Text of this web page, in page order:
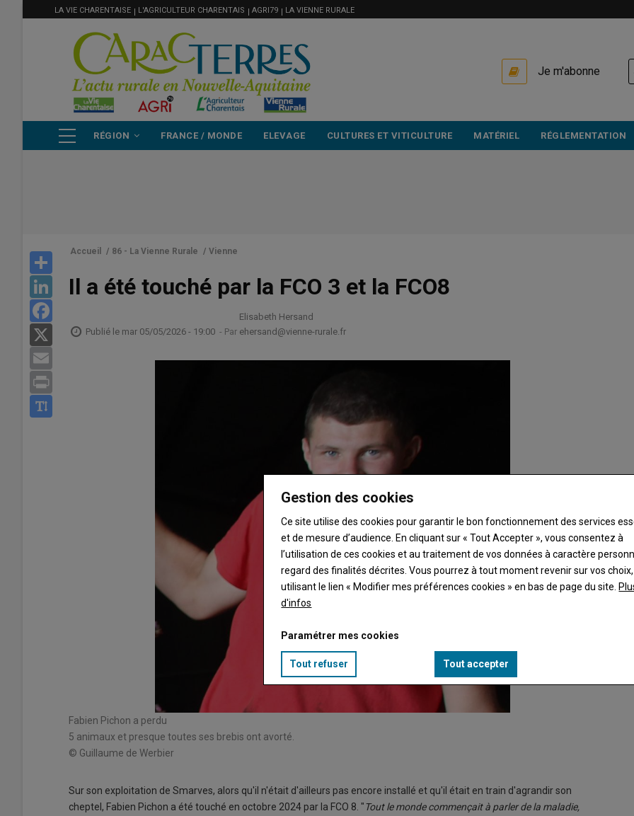
MENU
FILIÈRE
LA VIE CHARENTAISE L'AGRICULTEUR CHARENTAIS AGRI79 LA VIENNE RURALE
Je m'abonne
PRINCIPALE
RÉGION FRANCE / MONDE ELEVAGE CULTURES ET VITICULTURE MATÉRIEL RÉGLEMENTATION
LinkedIn
Accueil / 86 - La Vienne Rurale / Vienne
Il a été touché par la FCO 3 et la FCO8
Publié le mar 05/05/2026 - 19:00 - Par
Elisabeth Hersand
ehersand@vienne-rurale.fr
Fabien Pichon a perdu
5 animaux et presque toutes ses brebis ont avorté.
© Guillaume de Werbier
Sur son exploitation de Smarves, alors qu'il n'était d'ailleurs pas encore installé et qu'il était en train d'agrandir son
cheptel, Fabien Pichon a été touché en octobre 2024 par la FCO 8. "Tout le monde commençait à parler de la maladie,
Gestion des cookies
Ce site utilise des cookies pour garantir le bon fonctionnement des services
et de mesure d’audience. En cliquant sur « Tout Accepter », vous consentez à
l’utilisation de ces cookies et au traitement de vos données à caractère
regard des finalités décrites. Vous pourrez à tout moment revenir sur vos
utilisant le lien « Modifier mes préférences cookies » en bas de page du site.
d'infos
Paramétrer mes cookies
Tout refuser Tout accepter